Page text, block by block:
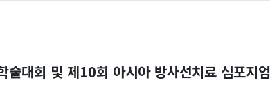
대회 및 제10회 아시아 방사선치료 심포지엄